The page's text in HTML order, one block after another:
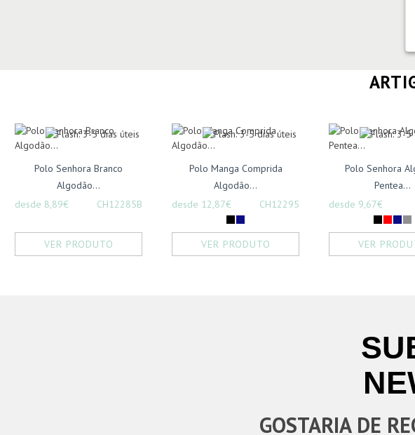
Polo Senhora Branco
Algodão...
desde 8,89€
CH12285B
VER PRODUTO
Polo Manga Comprida
Algodão...
desde 12,87€
CH12295
VER PRODUTO
Polo Senhora
Pentea...
desde 9,67€
VER
GOSTARIA DE